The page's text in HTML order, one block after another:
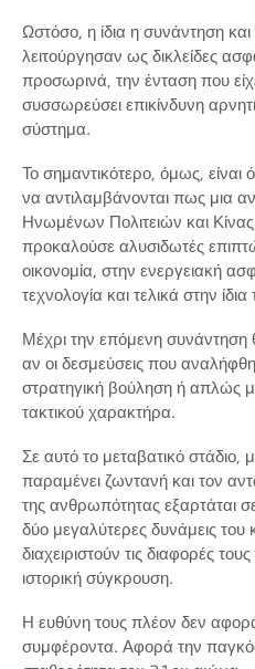
Ωστόσο, η ίδια η συνάντηση
λειτούργησαν ως δικλείδες
προσωρινά, την ένταση που
συσσωρεύσει επικίνδυνη
σύστημα.
Το σημαντικότερο, όμως, είναι
να αντιλαμβάνονται πως μια
Ηνωμένων Πολιτειών και
προκαλούσε αλυσιδωτές
οικονομία, στην ενεργειακή
τεχνολογία και τελικά στην
Μέχρι την επόμενη
αν οι δεσμεύσεις που
στρατηγική βούληση ή απλώς
τακτικού χαρακτήρα.
Σε αυτό το μεταβατικό στάδιο,
παραμένει ζωντανή και τον
της ανθρωπότητας εξαρτάται
δύο μεγαλύτερες δυνάμεις
διαχειριστούν τις διαφορές
ιστορική σύγκρουση.
Η ευθύνη τους πλέον δεν
συμφέροντα. Αφορά την